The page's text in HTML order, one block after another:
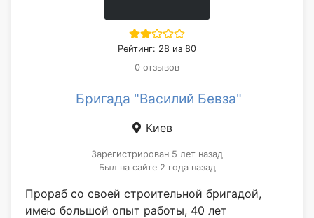
Рейтинг: 28 из 80
0 отзывов
Бригада "Василий Бевза"
Киев
Зарегистрирован 5 лет назад
Был на сайте 2 года назад
Прораб со своей строительной бригадой,
имею большой опыт работы, 40 лет